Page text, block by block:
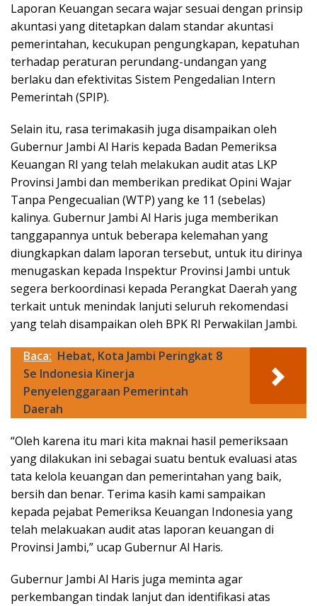
Laporan Keuangan secara wajar sesuai dengan prinsip
akuntasi yang ditetapkan dalam standar akuntasi
pemerintahan, kecukupan pengungkapan, kepatuhan
terhadap peraturan perundang-undangan yang
berlaku dan efektivitas Sistem Pengedalian Intern
Pemerintah (SPIP).
Selain itu, rasa terimakasih juga disampaikan oleh
Gubernur Jambi Al Haris kepada Badan Pemeriksa
Keuangan RI yang telah melakukan audit atas LKP
Provinsi Jambi dan memberikan predikat Opini Wajar
Tanpa Pengecualian (WTP) yang ke 11 (sebelas)
kalinya. Gubernur Jambi Al Haris juga memberikan
tanggapannya untuk beberapa kelemahan yang
diungkapkan dalam laporan tersebut, untuk itu dirinya
menugaskan kepada Inspektur Provinsi Jambi untuk
segera berkoordinasi kepada Perangkat Daerah yang
terkait untuk menindak lanjuti seluruh rekomendasi
yang telah disampaikan oleh BPK RI Perwakilan Jambi.
Baca: Hebat, Kota Jambi Peringkat 8
Se Indonesia Kinerja
Penyelenggaraan Pemerintah
Daerah
“Oleh karena itu mari kita maknai hasil pemeriksaan
yang dilakukan ini sebagai suatu bentuk evaluasi atas
tata kelola keuangan dan pemerintahan yang baik,
bersih dan benar. Terima kasih kami sampaikan
kepada pejabat Pemeriksa Keuangan Indonesia yang
telah melakuakan audit atas laporan keuangan di
Provinsi Jambi,” ucap Gubernur Al Haris.
Gubernur Jambi Al Haris juga meminta agar
perkembangan tindak lanjut dan identifikasi atas